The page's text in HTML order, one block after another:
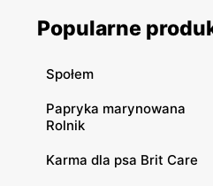
Popularne
Społem
Papryka marynowana
Rolnik
Karma dla psa Brit Care